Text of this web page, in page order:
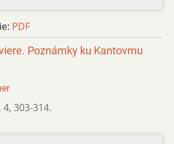
PDF
Poznámky ku Kantovmu
, 4, 303-314.